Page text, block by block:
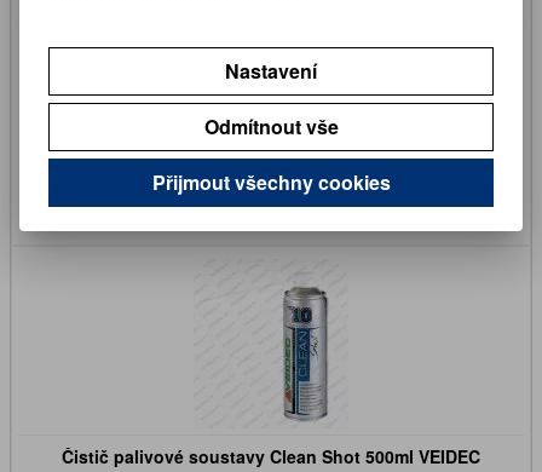
Odrezovač se zmrazovacím efektem Premium ICE –40°C
400ml Berner
Katalogové číslo:999999450
Skladem:
Ano
273 Kč (bez DPH)
Koupit
Čistič palivové soustavy Clean Shot 500ml VEIDEC
Nastavení
Odmítnout vše
Přijmout všechny cookies